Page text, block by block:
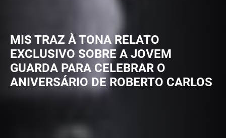
MIS TRAZ À TONA RELATO
EXCLUSIVO SOBRE A JOVEM
GUARDA PARA CELEBRAR O
ANIVERSÁRIO DE ROBERTO CARLOS